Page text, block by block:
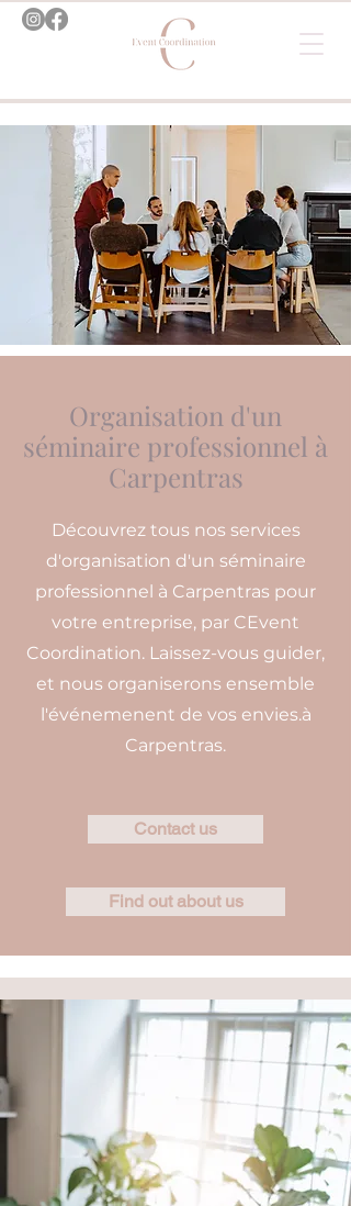
Organisation d'un
séminaire professionnel à
Carpentras
Découvrez tous nos services
d'organisation d'un séminaire
professionnel à Carpentras pour
votre entreprise, par CEvent
Coordination. Laissez-vous guider,
et nous organiserons ensemble
l'événemenent de vos envies.à
Carpentras.
Contact us
Find out about us